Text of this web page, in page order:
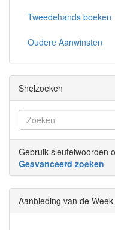
Tweedehands boeken
Oudere Aanwinsten
Snelzoeken
Gebruik sleutelwoorden
Geavanceerd zoeken
Aanbieding van de Week